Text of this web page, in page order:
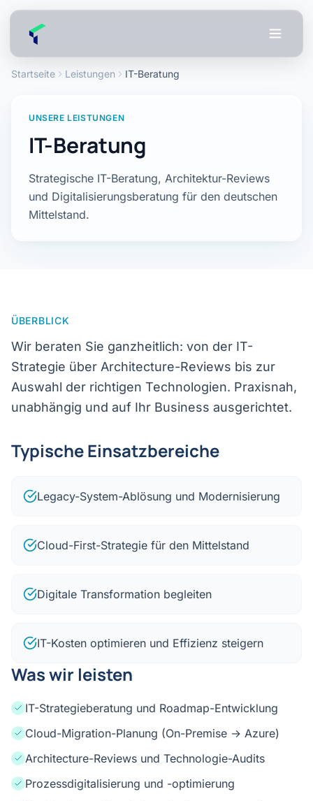
Zum Hauptinhalt springen
Startseite Leistungen IT-Beratung
UNSERE LEISTUNGEN
IT-Beratung
Strategische IT-Beratung, Architektur-Reviews
und Digitalisierungsberatung für den deutschen
Mittelstand.
ÜBERBLICK
Wir beraten Sie ganzheitlich: von der IT-
Strategie über Architecture-Reviews bis zur
Auswahl der richtigen Technologien. Praxisnah,
unabhängig und auf Ihr Business ausgerichtet.
Typische Einsatzbereiche
Legacy-System-Ablösung und Modernisierung
Cloud-First-Strategie für den Mittelstand
Digitale Transformation begleiten
IT-Kosten optimieren und Effizienz steigern
Was wir leisten
IT-Strategieberatung und Roadmap-Entwicklung
Cloud-Migration-Planung (On-Premise → Azure)
Architecture-Reviews und Technologie-Audits
Prozessdigitalisierung und -optimierung